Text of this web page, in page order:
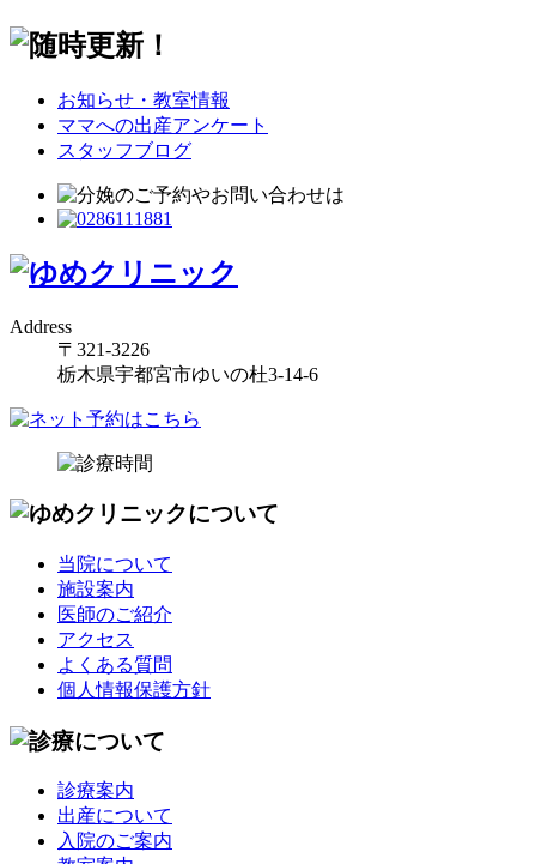
お知らせ・教室情報
ママへの出産アンケート
スタッフブログ
Address
〒321-3226
栃木県宇都宮市ゆいの杜3-14-6
当院について
施設案内
医師のご紹介
アクセス
よくある質問
個人情報保護方針
診療案内
出産について
入院のご案内